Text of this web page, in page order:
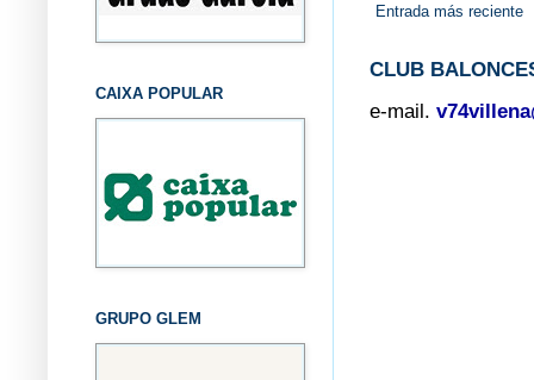
Entrada más reciente
CLUB
e-mail.
CAIXA POPULAR
GRUPO GLEM